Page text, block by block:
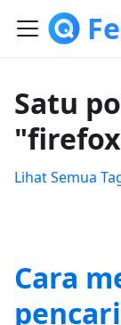
Satu
Lihat Semua
Cara